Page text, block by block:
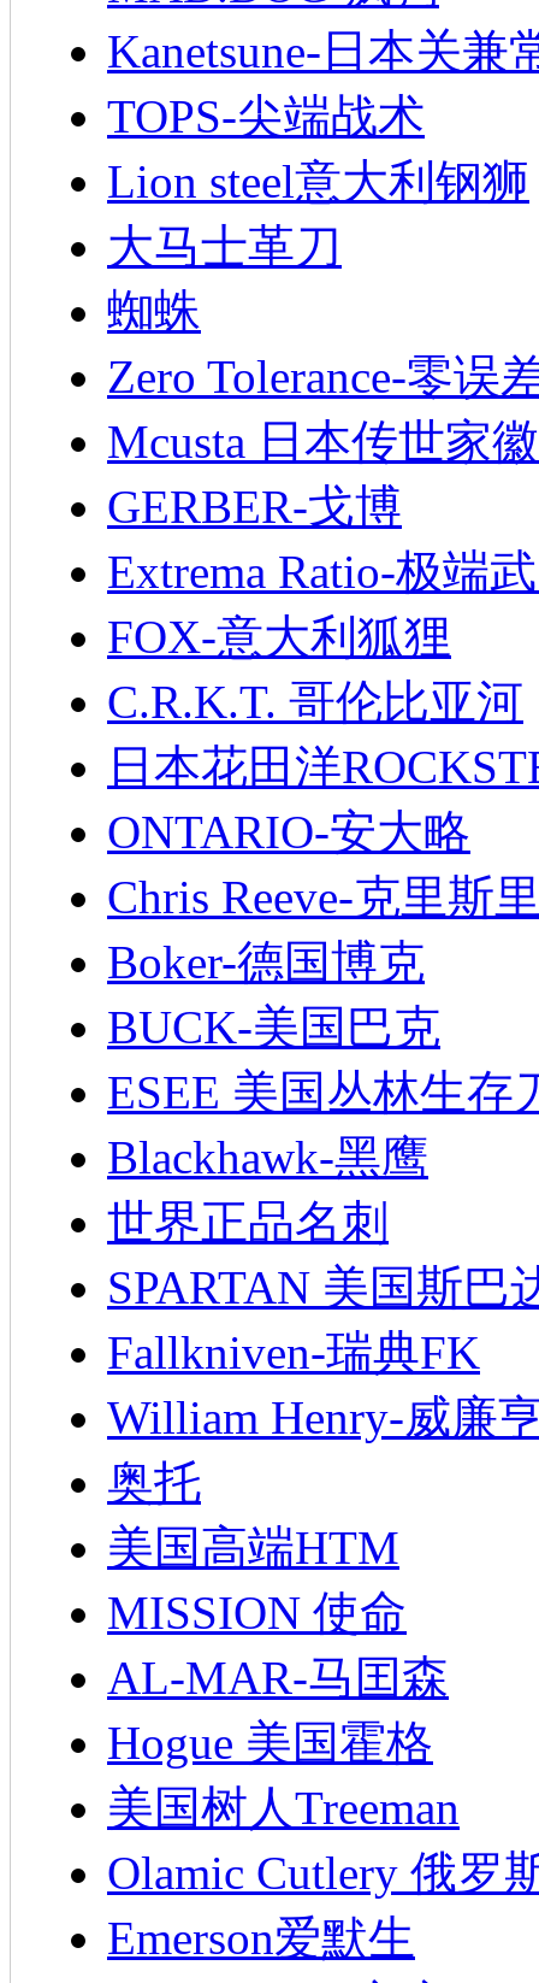
Kanetsune-日本关兼
TOPS-尖端战术
Lion steel意大利钢狮
大马士革刀
蜘蛛
Zero Tolerance-零误
Mcusta 日本传世家徽
GERBER-戈博
Extrema Ratio-极端
FOX-意大利狐狸
C.R.K.T. 哥伦比亚河
日本花田洋
ONTARIO-安大略
Chris Reeve-克里斯
Boker-德国博克
BUCK-美国巴克
ESEE 美国丛林生存
Blackhawk-黑鹰
世界正品名刺
SPARTAN 美国斯巴
Fallkniven-瑞典FK
William Henry-威廉
奥托
美国高端HTM
MISSION 使命
AL-MAR-马囯森
Hogue 美国霍格
美国树人Treeman
Olamic Cutlery 俄罗
Emerson爱默生